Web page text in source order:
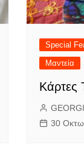
Special
Μαντεία
Κάρτες
30